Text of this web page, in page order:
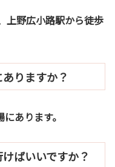
上野広小路駅から徒歩
りますか？
あります。
ばいいですか？